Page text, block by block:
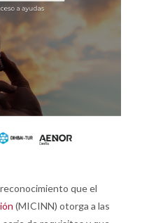
que el
(MICINN) otorga a las